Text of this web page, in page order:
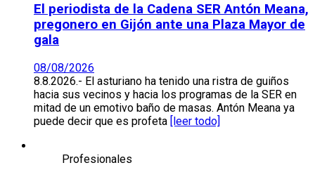
El periodista de la Cadena SER Antón Meana,
pregonero en Gijón ante una Plaza Mayor de
gala
08/08/2026
8.8.2026.- El asturiano ha tenido una ristra de guiños
hacia sus vecinos y hacia los programas de la SER en
mitad de un emotivo baño de masas. Antón Meana ya
puede decir que es profeta [leer todo]
Profesionales